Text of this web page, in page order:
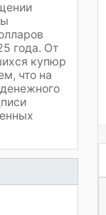
года. От
купюр
что на